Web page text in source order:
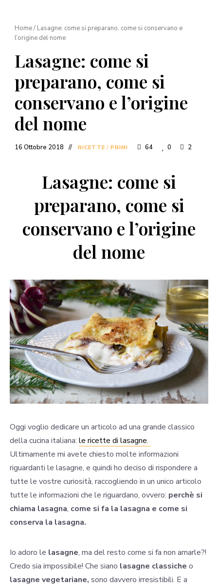
Home/ Lasagne: come si preparano, come si conservano e
l’origine del nome
Lasagne: come si
preparano, come si
conservano e l’origine
del nome
16 Ottobre 2018 RICETTE / PRIMI 64 0 2
Lasagne: come si
preparano, come si
conservano e l’origine
del nome
Oggi voglio dedicare un articolo ad una grande classico
della cucina italiana: le ricette di lasagne.
Ultimamente mi avete chiesto molte informazioni
riguardanti le lasagne, e quindi ho deciso di rispondere a
tutte le vostre curiosità, raccogliendo in un unico articolo
tutte le informazioni che le riguardano, ovvero: perchè si
chiama lasagna, come si fa la lasagna e come si
conserva la lasagna.
Io adoro le lasagne, ma del resto come si fa non amarle?!
Credo sia impossibile! Che siano lasagne classiche o
lasagne vegetariane, sono davvero irresistibili. E a